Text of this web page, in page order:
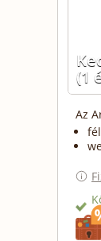
(1
Az